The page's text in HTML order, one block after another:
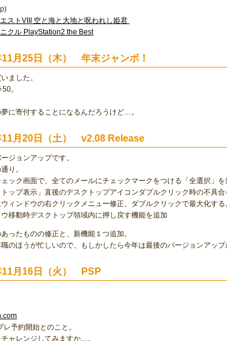
ストVIII 空と海と大地と呪われし姫君
クル PlayStation2 the Best
11月25日（木） 年末ジャンボ！
ました。
。
に寄付することになるんだろうけど…。
11月20日（土） v2.08 Release
ジョンアップです。
り。
ック画面で、全てのメールにチェックマークをつける「全選択」を
ップ表示」直後のデスクトップアイコンダブルクリック時の不具合
ィンドウの右クリックメニュー修正、ダブルクリックで最大化する
移動時デスクトップ領域内に押し戻す機能を追加
ったものの修正と、新機能１つ追加。
のほうが忙しいので、もしかしたら今年は最後のバージョンアップ
11月16日（火） PSP
予約開始とのこと。
ャレンジしてみますか…。